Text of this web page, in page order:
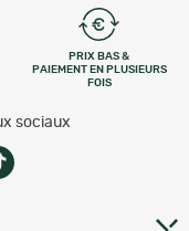
PRIX BAS &
PAIEMENT EN PLUSIEURS
FOIS
sociaux